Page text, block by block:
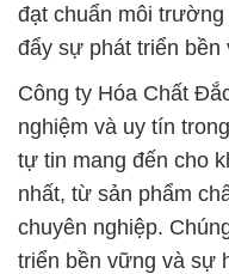
đạt chuẩn môi
đẩy sự phát triển bền
Công ty Hóa Chất
nghiệm và uy tín
tự tin mang đến cho
nhất, từ sản phẩm
chuyên nghiệp.
triển bền vững và sự